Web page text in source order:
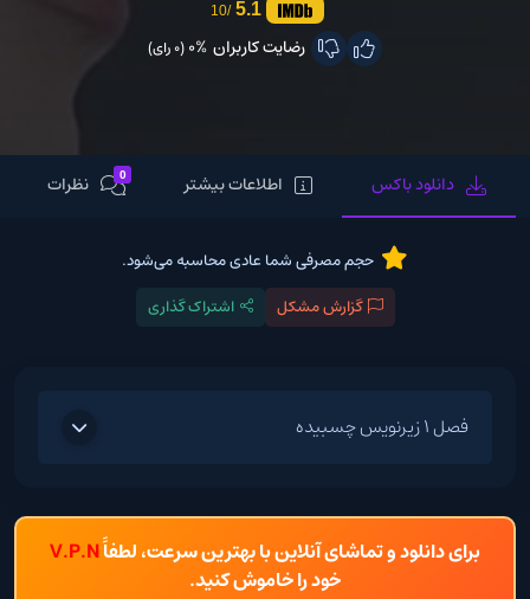
5.1
/10
رضایت کاربران 0%(0 رای)
دانلود باکس اطلاعات بیشتر 0 نظرات
حجم مصرفی شما عادی محاسبه می‌شود.
گزارش مشکل
اشتراک گذاری
فصل 1 زیرنویس چسبیده
برای دانلود و تماشای آنلاین با بهترین سرعت، لطفاًV.P.N
خود را خاموش کنید.